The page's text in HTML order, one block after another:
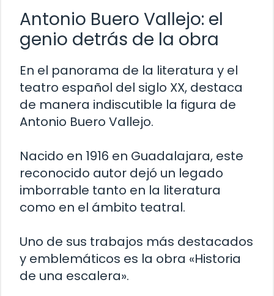
Antonio Buero Vallejo: el
genio detrás de la obra
En el panorama de la literatura y el
teatro español del siglo XX, destaca
de manera indiscutible la figura de
Antonio Buero Vallejo.
Nacido en 1916 en Guadalajara, este
reconocido autor dejó un legado
imborrable tanto en la literatura
como en el ámbito teatral.
Uno de sus trabajos más destacados
y emblemáticos es la obra «Historia
de una escalera».